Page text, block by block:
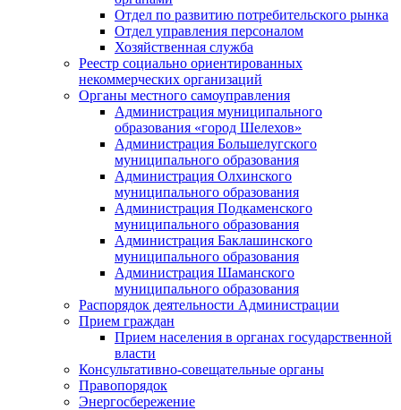
Отдел по развитию потребительского рынка
Отдел управления персоналом
Хозяйственная служба
Реестр социально ориентированных
некоммерческих организаций
Органы местного самоуправления
Администрация муниципального
образования «город Шелехов»
Администрация Большелугского
муниципального образования
Администрация Олхинского
муниципального образования
Администрация Подкаменского
муниципального образования
Администрация Баклашинского
муниципального образования
Администрация Шаманского
муниципального образования
Распорядок деятельности Администрации
Прием граждан
Прием населения в органах государственной
власти
Консультативно-совещательные органы
Правопорядок
Энергосбережение